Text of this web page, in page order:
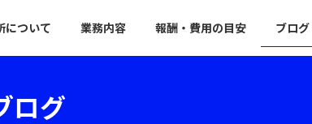
について 業務内容 報酬・費用の目安 ブログ
ログ